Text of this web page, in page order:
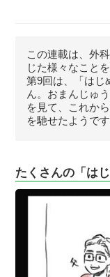
この連載は、外
じた様々なこと
第9回は、「はじ
ん。おまんじゅ
を見て、これか
を馳せたようです
たくさんの「は